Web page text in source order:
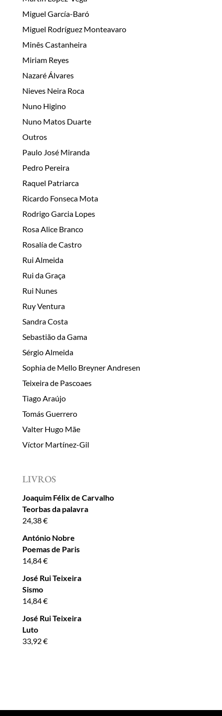
Miguel García-Baró
Miguel Rodríguez Monteavaro
Minês Castanheira
Miriam Reyes
Nazaré Álvares
Nieves Neira Roca
Nuno Higino
Nuno Matos Duarte
Outros
Paulo José Miranda
Pedro Pereira
Raquel Patriarca
Ricardo Fonseca Mota
Rodrigo Garcia Lopes
Rosa Alice Branco
Rosalía de Castro
Rui Almeida
Rui da Graça
Rui Nunes
Ruy Ventura
Sandra Costa
Sebastião da Gama
Sérgio Almeida
Sophia de Mello Breyner Andresen
Teixeira de Pascoaes
Tiago Araújo
Tomás Guerrero
Valter Hugo Mãe
Víctor Martínez-Gil
LIVROS
Joaquim Félix de Carvalho
Teorbas da palavra
24,38€
António Nobre
Poemas de Paris
14,84€
José Rui Teixeira
Sismo
14,84€
José Rui Teixeira
Luto
33,92€